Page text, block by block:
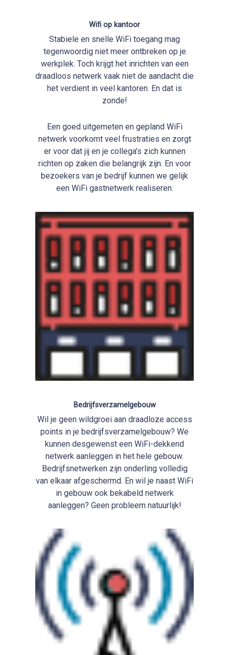
Wifi op kantoor
Stabiele en snelle WiFi toegang mag
tegenwoordig niet meer ontbreken op je
werkplek. Toch krijgt het inrichten van een
draadloos netwerk vaak niet de aandacht die
het verdient in veel kantoren. En dat is
zonde!
Een goed uitgemeten en gepland WiFi
netwerk voorkomt veel frustraties en zorgt
er voor dat jij en je collega’s zich kunnen
richten op zaken die belangrijk zijn. En voor
bezoekers van je bedrijf kunnen we gelijk
een WiFi gastnetwerk realiseren.
Bedrijfsverzamelgebouw
Wil je geen wildgroei aan draadloze access
points in je bedrijfsverzamelgebouw? We
kunnen desgewenst een WiFi-dekkend
netwerk aanleggen in het hele gebouw.
Bedrijfsnetwerken zijn onderling volledig
van elkaar afgeschermd. En wil je naast WiFi
in gebouw ook bekabeld netwerk
aanleggen? Geen probleem natuurlijk!